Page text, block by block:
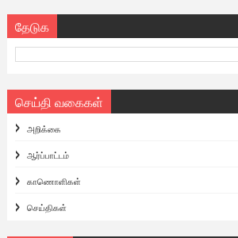
தேடுக
செய்தி வகைகள்
அறிக்கை
ஆர்ப்பாட்டம்
காணொளிகள்
செய்திகள்